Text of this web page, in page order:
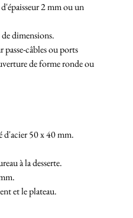
2 mm ou un
dimensions.
câbles ou ports
de forme ronde ou
d'acier 50 x 40 mm.
à la desserte.
et le plateau.